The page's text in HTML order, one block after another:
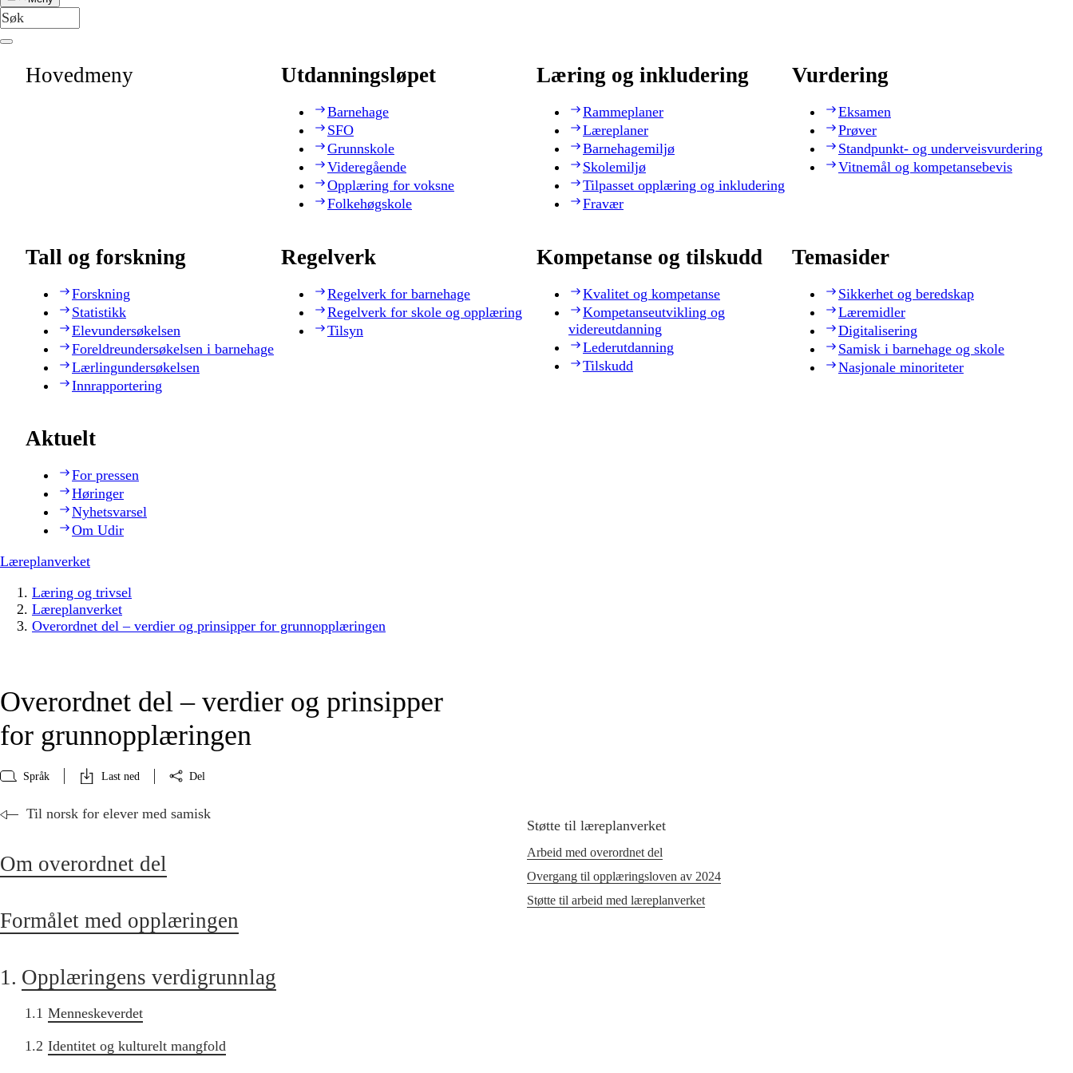
Hovedmeny Utdanningsløpet
Barnehage
SFO
Grunnskole
Videregående
Opplæring for voksne
Folkehøgskole
Læring og inkludering
Rammeplaner
Læreplaner
Barnehagemiljø
Skolemiljø
Tilpasset opplæring og inkludering
Fravær
Vurdering
Eksamen
Prøver
Standpunkt- og underveisvurdering
Vitnemål og kompetansebevis
Tall og forskning
Forskning
Statistikk
Elevundersøkelsen
Foreldreundersøkelsen i barnehage
Lærlingundersøkelsen
Innrapportering
Regelverk
Regelverk for barnehage
Regelverk for skole og opplæring
Tilsyn
Kompetanse og tilskudd
Kvalitet og kompetanse
Kompetanseutvikling og
videreutdanning
Lederutdanning
Tilskudd
Temasider
Sikkerhet og beredskap
Læremidler
Digitalisering
Samisk i barnehage og skole
Nasjonale minoriteter
Aktuelt
For pressen
Høringer
Nyhetsvarsel
Om Udir
Læreplanverket
Læring og trivsel
Læreplanverket
Overordnet del – verdier og prinsipper for grunnopplæringen
Overordnet del – verdier og prinsipper
for grunnopplæringen
Språk Last ned Del
Til norsk for elever med samisk
Om overordnet del
Formålet med opplæringen
1. Opplæringens verdigrunnlag
1.1 Menneskeverdet
1.2 Identitet og kulturelt mangfold
Støtte til læreplanverket
Arbeid med overordnet del
Overgang til opplæringsloven av 2024
Støtte til arbeid med læreplanverket